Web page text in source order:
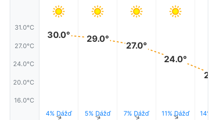
31.0°C
27.0°C
24.0°C
20.0°C
16.0°C
30.0°
4% Dážď
↑
29.0°
5% Dážď
↑
27.0°
7% Dážď
↑
24.0°
11% Dážď
↑ 14%